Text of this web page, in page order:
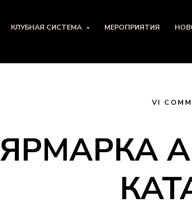
КЛУБНАЯ СИСТЕМА МЕРОПРИЯТИЯ
VI
ЯРМАРКА